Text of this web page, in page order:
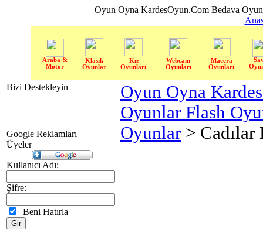
Oyun Oyna KardesOyun.Com Bedava
|
Araba &
Motor
Klasik
Oyunlar
Kız
Oyunları
Webcam
Oyunları
Macera
Oyunları
Bizi Destekleyin
Google Reklamları
Üyeler
Kullanıcı Adı:
Şifre:
Beni Hatırla
Oyun Oyna
Oyunlar Flash
Oyunlar > Cadılar